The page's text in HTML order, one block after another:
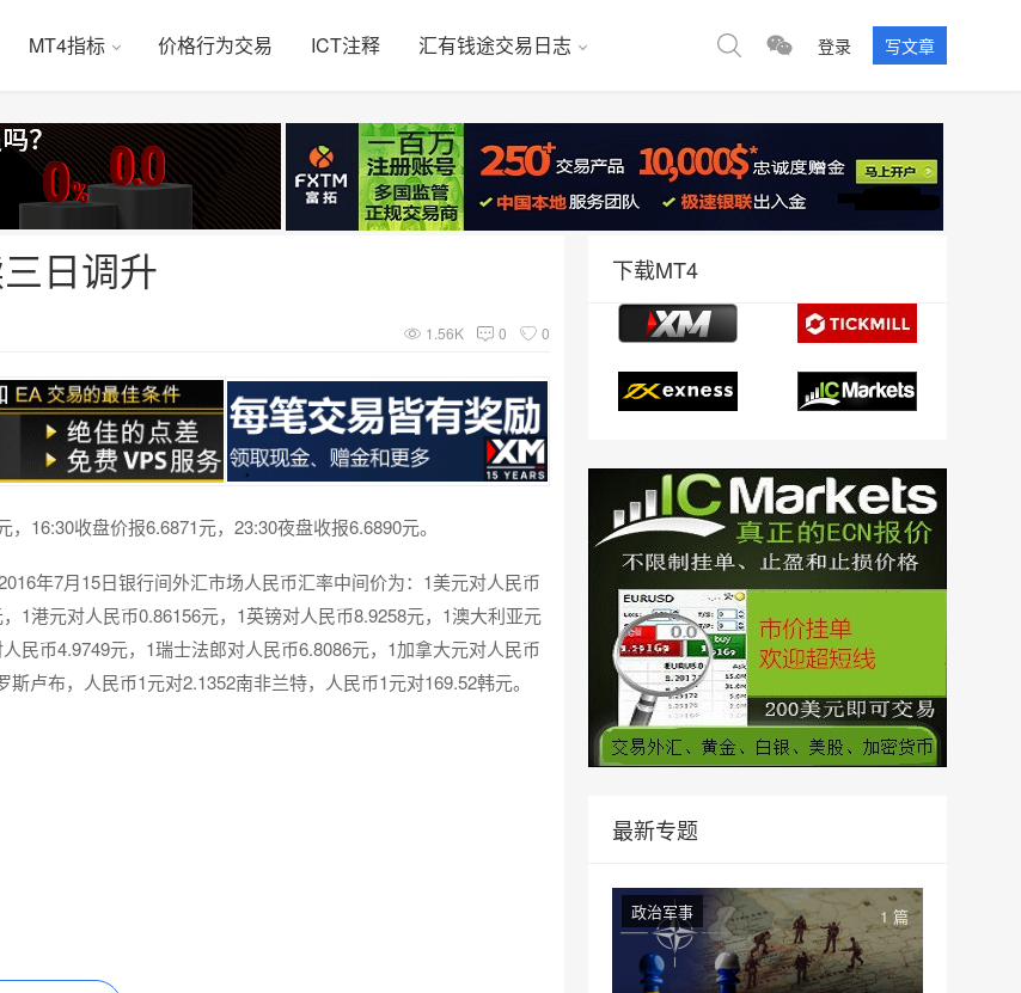
MT4指标 价格行为交易 ICT注释 汇有钱途交易日志 登录 写文章
日调升
1.56K 0 0
16:30收盘价报6.6871元，23:30夜盘收报6.6890元。
年7月15日银行间外汇市场人民币汇率中间价为：1美元对人民币
1港元对人民币0.86156元，1英镑对人民币8.9258元，1澳大利亚元
民币4.9749元，1瑞士法郎对人民币6.8086元，1加拿大元对人民币
卢布，人民币1元对2.1352南非兰特，人民币1元对169.52韩元。
下载MT4
最新专题
政治军事 1 篇